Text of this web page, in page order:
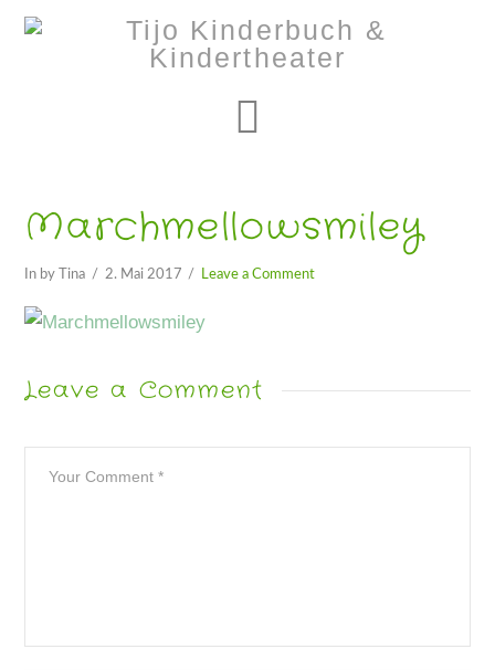
Marchmellowsmiley
In by Tina 2. Mai 2017 Leave a Comment
Leave a Comment